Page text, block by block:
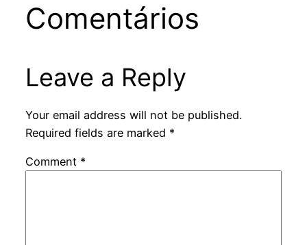
Comentários
Leave a Reply
Your email address will not be published.
Required fields are marked *
Comment *